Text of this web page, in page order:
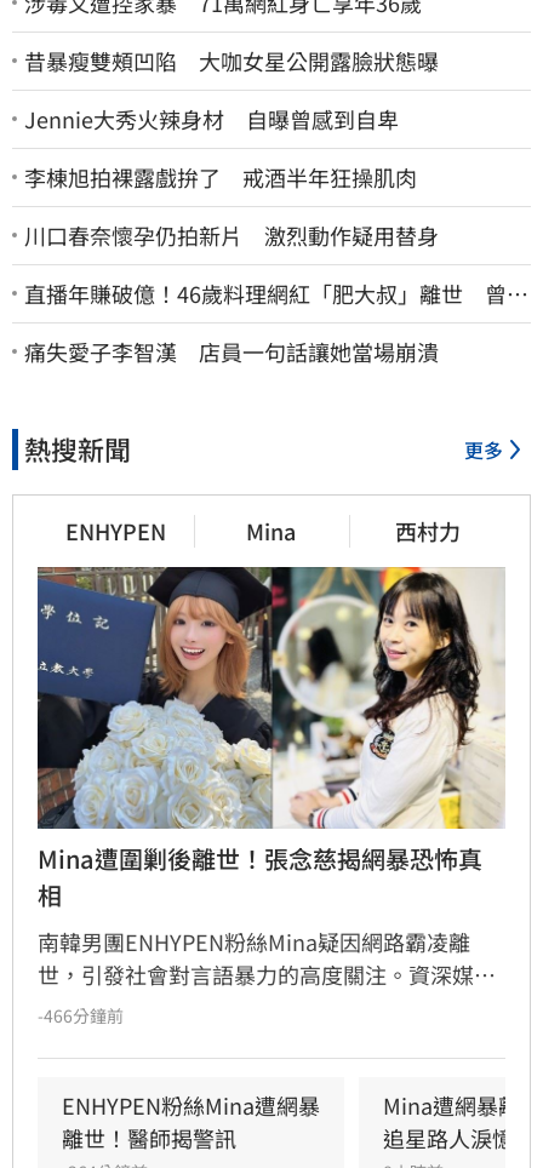
昔暴瘦雙頰凹陷 大咖女星公開露臉狀態曝
Jennie大秀火辣身材 自曝曾感到自卑
李棟旭拍裸露戲拚了 戒酒半年狂操肌肉
川口春奈懷孕仍拍新片 激烈動作疑用替身
直播年賺破億！46歲料理網紅「肥大叔」離世 曾連
播17小時辛酸面曝
痛失愛子李智漢 店員一句話讓她當場崩潰
熱搜新聞 更多
ENHYPEN Mina 西村力
Mina遭圍剿後離世！張念慈揭網暴恐怖真
相
南韓男團ENHYPEN粉絲Mina疑因網路霸凌離
世，引發社會對言語暴力的高度關注。資深媒體
人張念慈發文痛心呼籲「網路上請保持善良」，
霸凌的可怕在於積少成多的壓力，每個人應守住
不隨意點名、不人格羞辱及多關心他人狀態的三
-466分鐘前
ENHYPEN粉絲Mina遭網暴
離世！醫師揭警訊
Mina遭網暴離
追星路人淚憶暖